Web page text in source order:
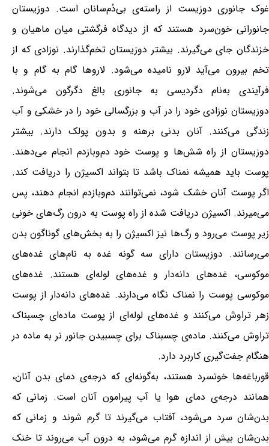
غوک جانوری دوزیست از راسته‌ی بی‌دُم‌سانان است. دوزیستان
جانورانی خون‌سرد هستند که از دیدگاه فرگشتی میان ماهیان و
خزندگان جای می‌گیرند. بیشتر دوزیستان تخم‌گذارند. نوزادی که از
تخم بیرون می‌آید لارو نامیده می‌شود. لاروها گام به گام و با
فرآیندی به‌نام دگردیسی به جانوری بالغ دگرگون می‌شوند.
دوزیستان نوزادی خود را در آب و بزرگسالی خود را در خشکی و آب
زندگی می‌کنند. آنان بدنی برهنه و بدون پولک دارند. بیشتر
دوزیستان از راه شش‌ها و پوست خود دم‌وبازدم انجام می‌دهند.
پوست باید همیشه نمناک باشد تا بتواند اکسیژن را دریافت کند.
اگر پوست آنان خشک شود، نمی‌توانند دم‌وبازدم انجام دهند، پس
می‌میرند. اکسیژن دریافت شده از راه پوست به درون رگ‌های خونی
زیر پوست می‌رود و رگ‌ها نیز اکسیژن را به بخش‌های گوناگون بدن
می‌رسانند. دوزیستان دارای سه گونه غده به نام‌های غده‌های
موکوسی، غده‌های دانه‌دار و غده‌های لوله‌ای هستند. غده‌های
موکوسی پوست را نمناک نگاه می‌دارند. غده‌های دانه‌دار از پوست
زهر تراوش می‌کنند و غده‌های لوله‌ای از پوست ماده‌ای چسبناک
تراوش می‌کنند. ماده‌ی چسبناک برای چسبیدن جانور نر به ماده در
هنگام جفت‌گیری کاربرد دارد.
قورباغه‌ها خونسرد هستند، به‌گونه‌ای که درجه‌ی دمای بدن آنان،
همانند درجه‌ی دمای هوا یا آب پیرامون آنان است. زمانی که
بدن‌شان سرد می‌شود، آفتاب می‌گیرند تا گرم شوند و زمانی که
بدن‌شان بیش از اندازه گرم می‌شود، به درون آب می‌روند تا خنک